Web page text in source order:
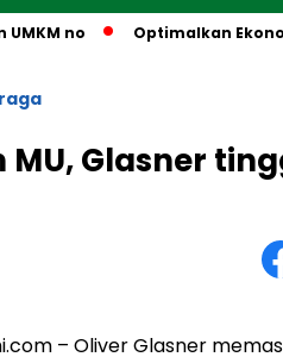
no Optimalkan Ekonomi
Glasner
– Oliver Glasner